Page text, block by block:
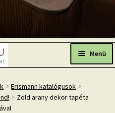
Menü
Erismann katalógusok
Zöld arany dekor tapéta